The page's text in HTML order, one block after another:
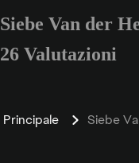
Inserisci un
Siebe Van der
26 Valutazioni
Principale Siebe